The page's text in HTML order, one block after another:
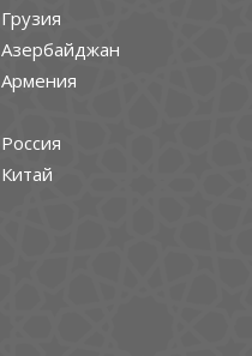
Грузия
Азербайджан
Армения
Россия
Китай